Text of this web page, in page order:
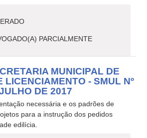
PARCIALMENTE
MUNICIPAL DE
LICENCIAMENTO - SMUL Nº
DE 2017
necessária e os padrões de
para a instrução dos pedidos
edilícia.